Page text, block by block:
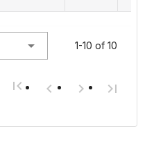
1-10 of 10